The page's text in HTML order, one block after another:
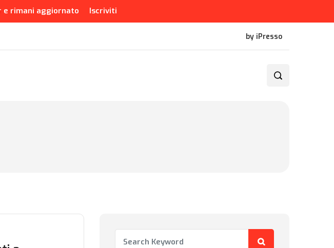
rimani aggiornato Iscriviti
by iPresso